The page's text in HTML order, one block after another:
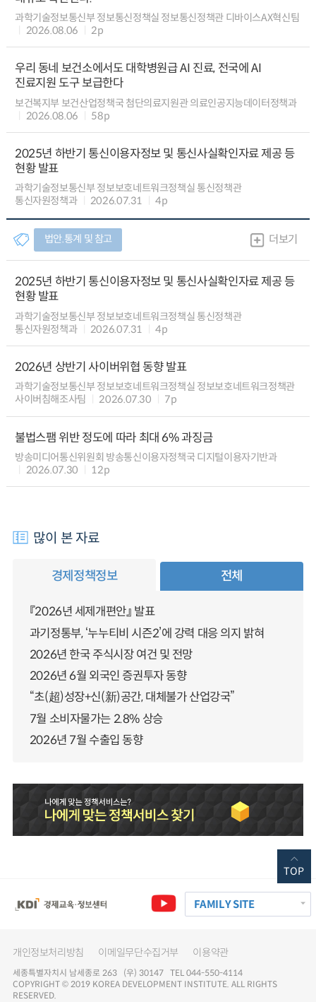
과학기술정보통신부 정보통신정책실 정보통신정책관 디바이스AX혁신팀
2026.08.06
2p
우리 동네 보건소에서도 대학병원급 AI 진료, 전국에 AI
진료지원 도구 보급한다
보건복지부 보건산업정책국 첨단의료지원관 의료인공지능데이터정책과
2026.08.06
58p
2025년 하반기 통신이용자정보 및 통신사실확인자료 제공 등
현황 발표
과학기술정보통신부 정보보호네트워크정책실 통신정책관
통신자원정책과
2026.07.31 4p
법안.통계 및 참고 더보기
2025년 하반기 통신이용자정보 및 통신사실확인자료 제공 등
현황 발표
과학기술정보통신부 정보보호네트워크정책실 통신정책관
통신자원정책과
2026.07.31 4p
2026년 상반기 사이버위협 동향 발표
과학기술정보통신부 정보보호네트워크정책실 정보보호네트워크정책관
사이버침해조사팀
2026.07.30 7p
불법스팸 위반 정도에 따라 최대 6% 과징금
방송미디어통신위원회 방송통신이용자정책국 디지털이용자기반과
2026.07.30
12p
많이 본 자료
경제정책정보 전체
『2026년 세제개편안』 발표
과기정통부, ‘누누티비 시즌2’에 강력 대응 의지 밝혀
2026년 한국 주식시장 여건 및 전망
2026년 6월 외국인 증권투자 동향
“초(超)성장+신(新)공간, 대체불가 산업강국”
7월 소비자물가는 2.8% 상승
2026년 7월 수출입 동향
FAMILY SITE
개인정보처리방침 이메일무단수집거부 이용약관
세종특별자치시 남세종로 263 (우) 30147 TEL 044-550-4114
COPYRIGHT © 2019 KOREA DEVELOPMENT INSTITUTE. ALL RIGHTS
RESERVED.
TOP